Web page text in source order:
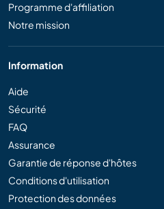
Programme d'affiliation
Notre mission
Information
Aide
Sécurité
FAQ
Assurance
Garantie de réponse d'hôtes
Conditions d'utilisation
Protection des données